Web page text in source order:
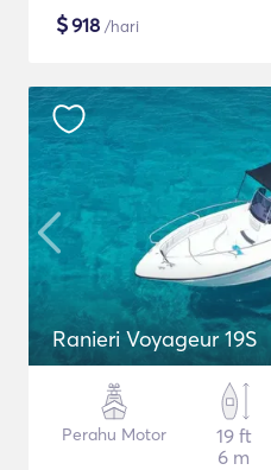
$918 /hari
Ranieri Voyageur 19S
Perahu Motor
19 ft
6 m